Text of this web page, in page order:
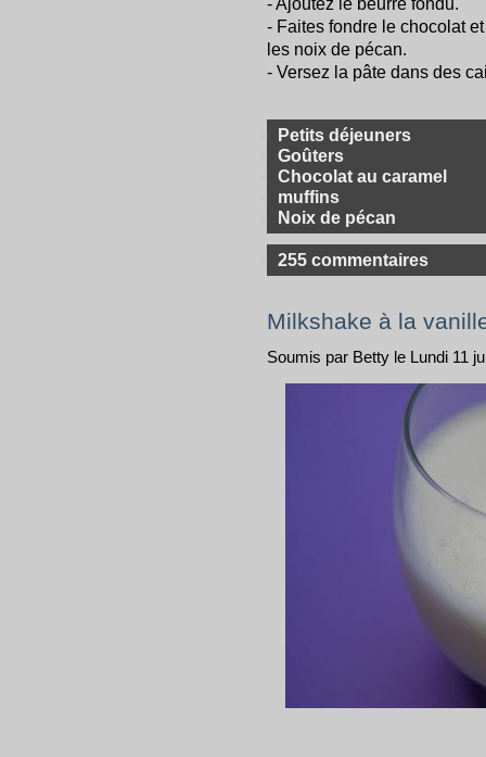
- Ajoutez le beurre fondu.
- Faites fondre le chocolat
les noix de pécan.
- Versez la pâte dans des
Petits déjeuners
Goûters
Chocolat au caramel
muffins
Noix de pécan
255 commentaires
Milkshake à la
Soumis par Betty le Lundi 11